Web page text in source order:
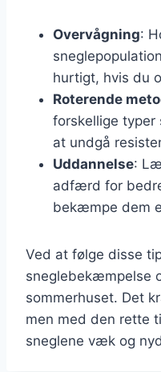
Overvågning:
hurtigt, hvis du
Roterende
forskellige typer
at undgå
Uddannelse:
adfærd for
bekæmpe dem
Ved at følge disse
sneglebekæmpelse
sommerhuset. Det
men med den rette
sneglene væk og